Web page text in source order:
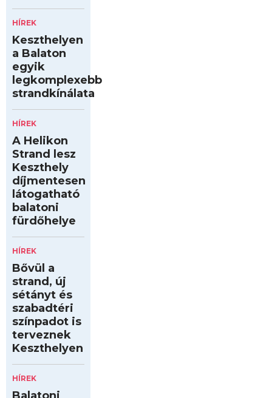
HÍREK
Keszthelyen
a Balaton
egyik
legkomplexebb
strandkínálata
HÍREK
A Helikon
Strand lesz
Keszthely
díjmentesen
látogatható
balatoni
fürdőhelye
HÍREK
Bővül a
strand, új
sétányt és
szabadtéri
színpadot is
terveznek
Keszthelyen
HÍREK